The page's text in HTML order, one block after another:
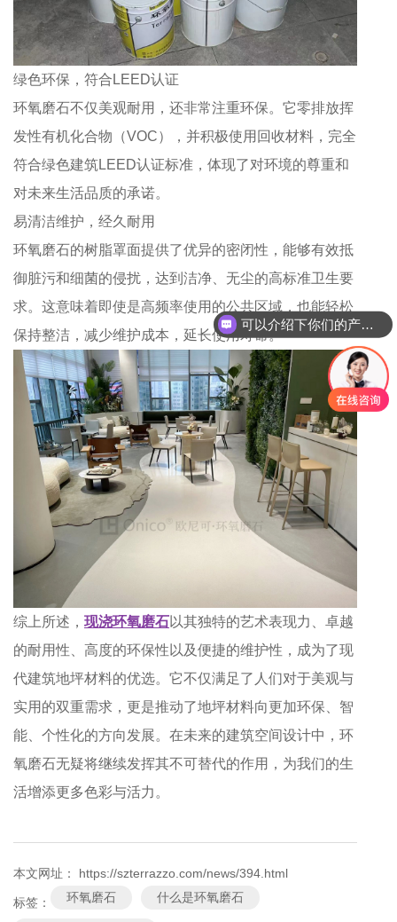
绿色环保，符合LEED认证
环氧磨石不仅美观耐用，还非常注重环保。它零排放挥
发性有机化合物（VOC），并积极使用回收材料，完全
符合绿色建筑LEED认证标准，体现了对环境的尊重和
对未来生活品质的承诺。
易清洁维护，经久耐用
环氧磨石的树脂罩面提供了优异的密闭性，能够有效抵
御脏污和细菌的侵扰，达到洁净、无尘的高标准卫生要
求。这意味着即使是高频率使用的公共区域，也能轻松
保持整洁，减少维护成本，延长使用寿命。
综上所述， 现浇环氧磨石以其独特的艺术表现力、卓越
的耐用性、高度的环保性以及便捷的维护性，成为了现
代建筑地坪材料的优选。它不仅满足了人们对于美观与
实用的双重需求，更是推动了地坪材料向更加环保、智
能、个性化的方向发展。在未来的建筑空间设计中，环
氧磨石无疑将继续发挥其不可替代的作用，为我们的生
活增添更多色彩与活力。
本文网址： https://szterrazzo.com/news/394.html
标签： 环氧磨石 什么是环氧磨石
可以介绍下你们的产品么？